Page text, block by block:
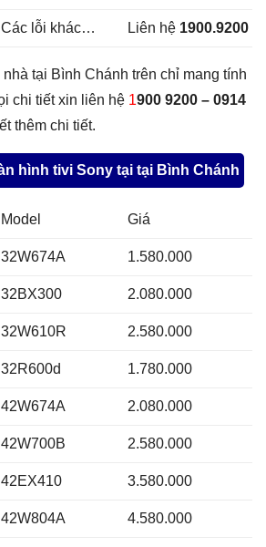
Các lỗi khác… Liên hệ 1900.9200
tại Bình Chánh trên chỉ mang tính
chi tiết xin liên hệ 1900 9200 – 0914
thêm chi tiết.
hình tivi Sony tại tại Bình Chánh
Model Giá
32W674A 1.580.000
32BX300 2.080.000
32W610R 2.580.000
32R600d 1.780.000
42W674A 2.080.000
42W700B 2.580.000
42EX410 3.580.000
42W804A 4.580.000